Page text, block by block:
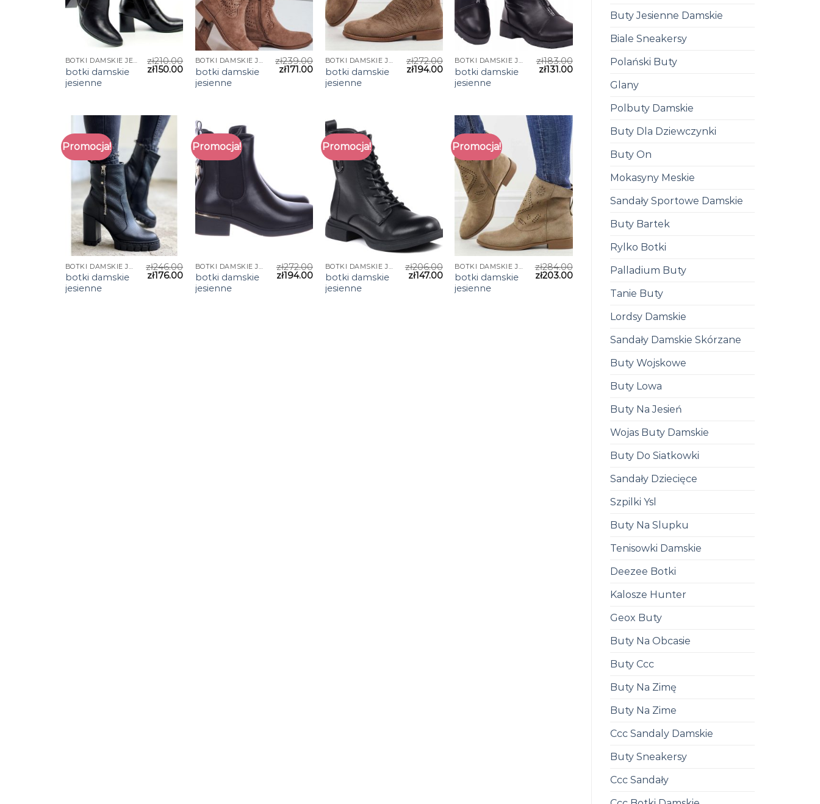
Buty Jesienne Damskie
Biale Sneakersy
Polański Buty
Glany
Polbuty Damskie
Buty Dla Dziewczynki
Buty On
Mokasyny Meskie
Sandały Sportowe Damskie
Buty Bartek
Rylko Botki
Palladium Buty
Tanie Buty
Lordsy Damskie
Sandały Damskie Skórzane
Buty Wojskowe
Buty Lowa
Buty Na Jesień
Wojas Buty Damskie
Buty Do Siatkowki
Sandały Dziecięce
Szpilki Ysl
Buty Na Slupku
Tenisowki Damskie
Deezee Botki
Kalosze Hunter
Geox Buty
Buty Na Obcasie
Buty Ccc
Buty Na Zimę
Buty Na Zime
Ccc Sandaly Damskie
Buty Sneakersy
Ccc Sandały
BOTKI DAMSKIE JESIENNE
botki damskie
jesienne
zł210.00
zł150.00
BOTKI DAMSKIE JESIENNE
botki damskie
jesienne
zł239.00
zł171.00
BOTKI DAMSKIE JESIENNE
botki damskie
jesienne
zł272.00
zł194.00
BOTKI DAMSKIE JESIENNE
botki damskie
jesienne
zł183.00
zł131.00
Promocja!
BOTKI DAMSKIE JESIENNE
botki damskie
jesienne
zł246.00
zł176.00
Promocja!
BOTKI DAMSKIE JESIENNE
botki damskie
jesienne
zł272.00
zł194.00
Promocja!
BOTKI DAMSKIE JESIENNE
botki damskie
jesienne
zł206.00
zł147.00
Promocja!
BOTKI DAMSKIE JESIENNE
botki damskie
jesienne
zł284.00
zł203.00